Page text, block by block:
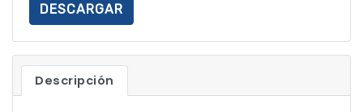
DESCARGAR
Descripción